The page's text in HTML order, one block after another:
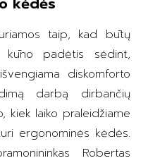
taip, kad būtų
kūno padėtis sėdint,
diskomforto
darbą dirbančių
kiek laiko praleidžiame
ergonominės kėdės.
Robertas